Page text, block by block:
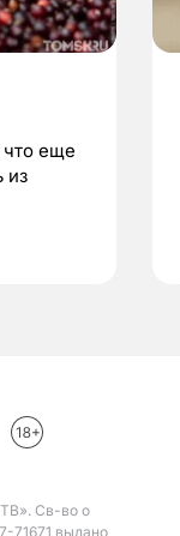
что еще
из
Св-во о
71671 выдано